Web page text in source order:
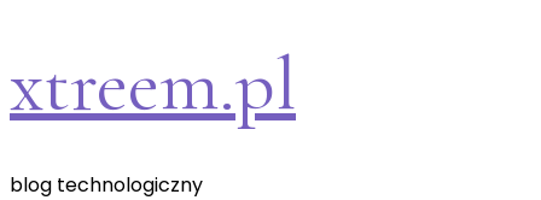
content
xtreem.pl
blog technologiczny